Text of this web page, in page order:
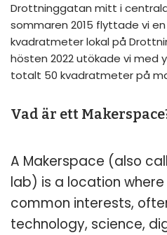
Drottninggatan mitt i
sommaren 2015 flyttade vi
kvadratmeter lokal på
hösten 2022 utökade vi med
totalt 50 kvadratmeter på
Vad är ett
A Makerspace (also
lab) is a location
common interests,
technology, science,